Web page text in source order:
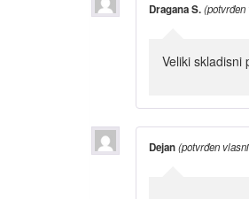
Dragana S.
Veliki skladisni
Dejan(potvrđen